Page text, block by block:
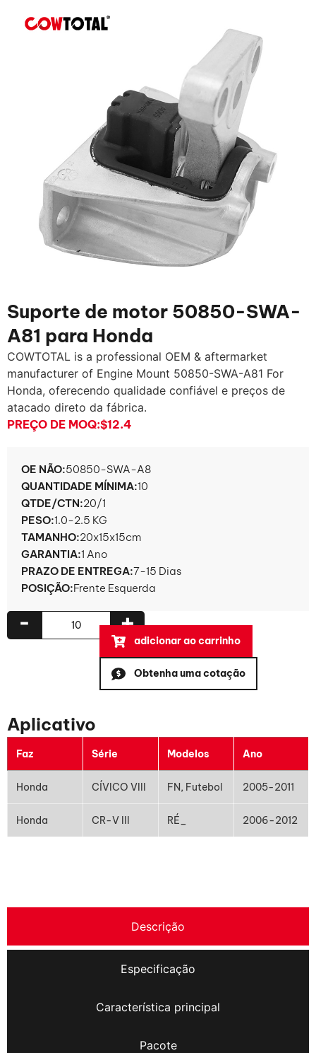
Suporte de motor 50850-SWA-
A81 para Honda
COWTOTAL is a professional OEM & aftermarket
manufacturer of Engine Mount 50850-SWA-A81 For
Honda, oferecendo qualidade confiável e preços de
atacado direto da fábrica.
PREÇO DE MOQ:$12.4
OE NÃO:50850-SWA-A8
QUANTIDADE MÍNIMA:10
QTDE/CTN:20/1
PESO:1.0-2.5 KG
TAMANHO:20x15x15cm
GARANTIA:1 Ano
PRAZO DE ENTREGA:7-15 Dias
POSIÇÃO:Frente Esquerda
+
-
adicionar ao carrinho
Obtenha uma cotação
Aplicativo
Faz Série Modelos Ano
Honda CÍVICO VIII FN, Futebol 2005-2011
Honda CR-V III RÉ_ 2006-2012
Descrição
Especificação
Característica principal
Pacote